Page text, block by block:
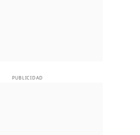
PUBLICIDAD